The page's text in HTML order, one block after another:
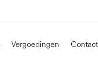
Vergoedingen Contact